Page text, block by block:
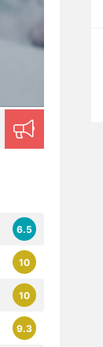
9.3
10
10
6.5